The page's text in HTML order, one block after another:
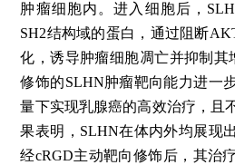
肿瘤细胞内。进入细胞后，
SH2结构域的蛋白，通过阻断
化，诱导肿瘤细胞凋亡并抑制其
修饰的SLHN肿瘤靶向能力进一
量下实现乳腺癌的高效治疗，且
果表明，SLHN在体内外均展现
经cRGD主动靶向修饰后，其治